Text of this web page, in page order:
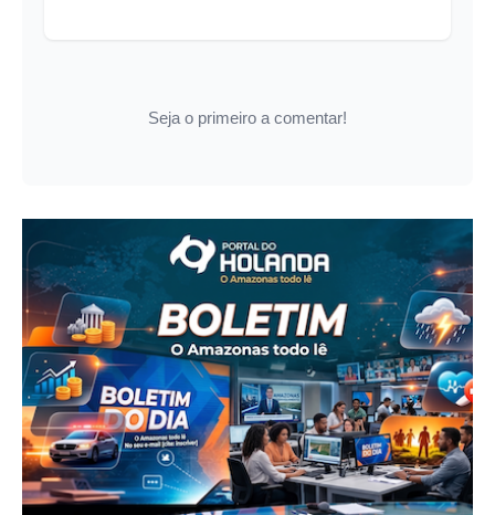
Seja o primeiro a comentar!